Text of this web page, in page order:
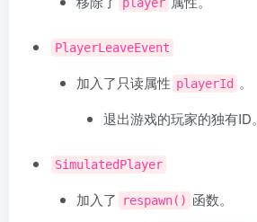
player
PlayerLeaveEvent
加入了只读属性 playerId 。
退出游戏的玩家的独有ID。
SimulatedPlayer
加入了 respawn() 函数。